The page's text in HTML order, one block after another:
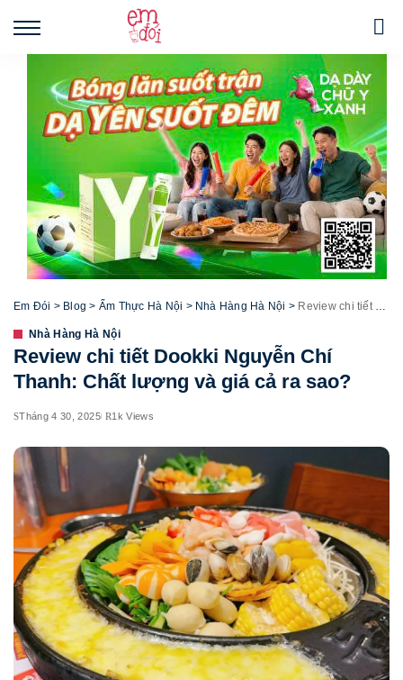
Em Đói > Blog > Ẩm Thực Hà Nội > Nhà Hàng Hà Nội > Review chi tiết Dookki Nguyễn Chí Thanh: Chất lượng và giá cả ra sao?
Nhà Hàng Hà Nội
Review chi tiết Dookki Nguyễn Chí
Thanh: Chất lượng và giá cả ra sao?
Tháng 4 30, 2025 1k Views